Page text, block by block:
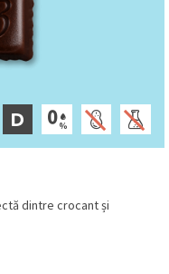
D
dintre crocant și